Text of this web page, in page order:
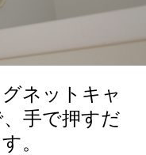
ネットキャ
手で押すだ
。